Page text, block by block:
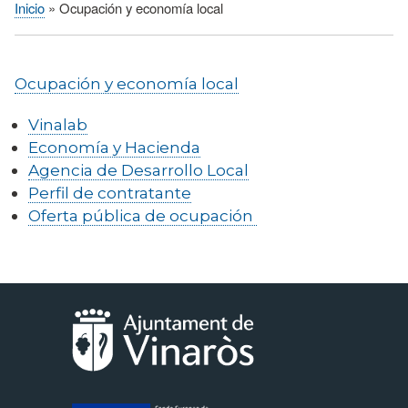
Sobrescribir
ayuda
navegación
Inicio Ocupación y economía local
Ocupación y economía local
Vinalab
Economía y Hacienda
Agencia de Desarrollo Local
Perfil de contratante
Oferta pública de ocupación